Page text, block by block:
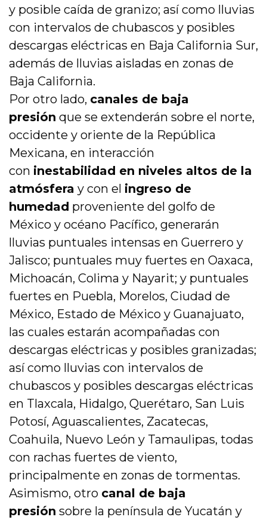
y posible caída de granizo; así como lluvias
con intervalos de chubascos y posibles
descargas eléctricas en Baja California Sur,
además de lluvias aisladas en zonas de
Baja California.
Por otro lado, canales de baja
presión que se extenderán sobre el norte,
occidente y oriente de la República
Mexicana, en interacción
con inestabilidad en niveles altos de la
atmósfera y con el ingreso de
humedad proveniente del golfo de
México y océano Pacífico, generarán
lluvias puntuales intensas en Guerrero y
Jalisco; puntuales muy fuertes en Oaxaca,
Michoacán, Colima y Nayarit; y puntuales
fuertes en Puebla, Morelos, Ciudad de
México, Estado de México y Guanajuato,
las cuales estarán acompañadas con
descargas eléctricas y posibles granizadas;
así como lluvias con intervalos de
chubascos y posibles descargas eléctricas
en Tlaxcala, Hidalgo, Querétaro, San Luis
Potosí, Aguascalientes, Zacatecas,
Coahuila, Nuevo León y Tamaulipas, todas
con rachas fuertes de viento,
principalmente en zonas de tormentas.
Asimismo, otro canal de baja
presión sobre la península de Yucatán y